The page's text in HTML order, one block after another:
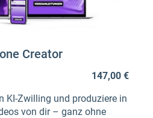
Creator
147,00 €
KI-Zwilling und produziere in
von dir – ganz ohne